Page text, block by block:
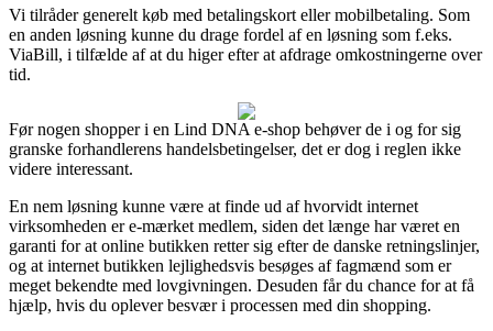
Vi tilråder generelt køb med betalingskort eller mobilbetaling. Som
en anden løsning kunne du drage fordel af en løsning som f.eks.
ViaBill, i tilfælde af at du higer efter at afdrage omkostningerne over
tid.
Før nogen shopper i en Lind DNA e-shop behøver de i og for sig
granske forhandlerens handelsbetingelser, det er dog i reglen ikke
videre interessant.
En nem løsning kunne være at finde ud af hvorvidt internet
virksomheden er e-mærket medlem, siden det længe har været en
garanti for at online butikken retter sig efter de danske retningslinjer,
og at internet butikken lejlighedsvis besøges af fagmænd som er
meget bekendte med lovgivningen. Desuden får du chance for at få
hjælp, hvis du oplever besvær i processen med din shopping.